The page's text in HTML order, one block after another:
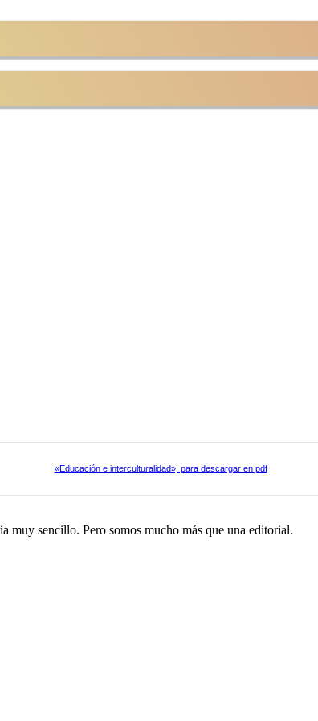
«Educación e interculturalidad», para descargar en pdf
muy sencillo. Pero somos mucho más que una editorial.